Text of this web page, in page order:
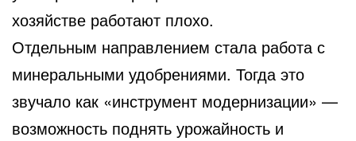
хозяйстве работают плохо.
Отдельным направлением стала работа с
минеральными удобрениями. Тогда это
звучало как «инструмент модернизации» —
возможность поднять урожайность и